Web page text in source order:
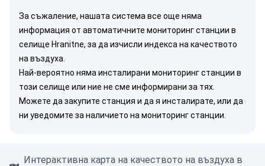
За съжаление, нашата система все още няма
информация от автоматичните мониторинг станции в
селище Hranitne, за да изчисли индекса на качеството
на въздуха.
Най-вероятно няма инсталирани мониторинг станции в
този селище или ние не сме информирани за тях.
Можете да закупите станция и да я инсталирате, или да
ни уведомите за наличието на мониторинг станции.
Интерактивна карта на качеството на въздуха в